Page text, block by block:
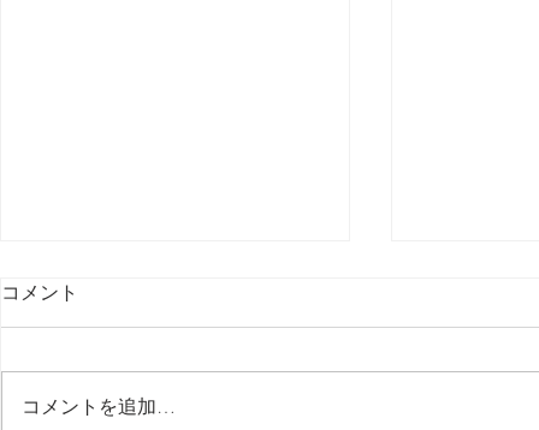
最後の日記です
コメント
コメントを追加…